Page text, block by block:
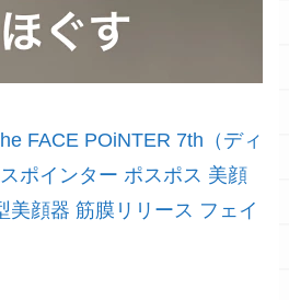
FACE POiNTER 7th（ディ
ポインター ポスポス 美顔
美顔器 筋膜リリース フェイ